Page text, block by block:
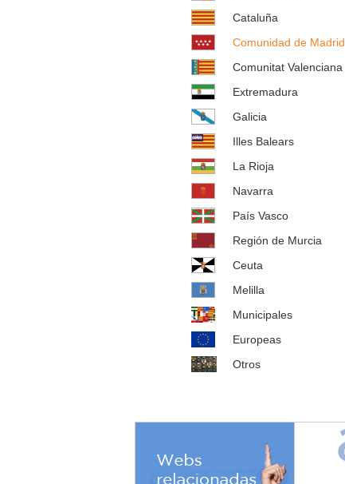
Cataluña
Comunidad de Madrid
Comunitat Valenciana
Extremadura
Galicia
Illes Balears
La Rioja
Navarra
País Vasco
Región de Murcia
Ceuta
Melilla
Municipales
Europeas
Otros